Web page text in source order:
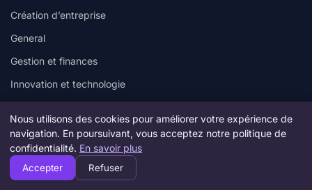
Création d’entreprise
General
Gestion et finances
Innovation et technologie
Leadership et management
Marketing et communication
Stratégie et développement
Nous utilisons des cookies pour améliorer votre expérience de
navigation. En poursuivant, vous acceptez notre politique de
confidentialité. En savoir plus
Accepter Refuser